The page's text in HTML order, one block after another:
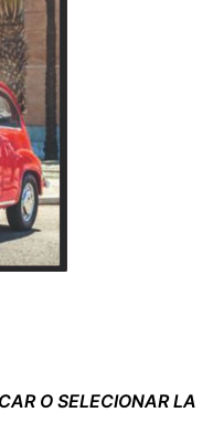
O SELECIONAR LA